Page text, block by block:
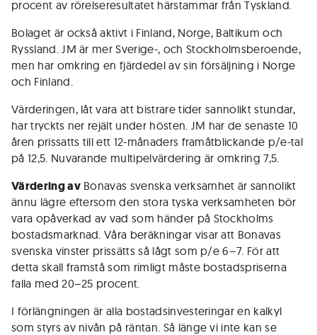
procent av rörelseresultatet härstammar från Tyskland.
Bolaget är också aktivt i Finland, Norge, Baltikum och
Ryssland. JM är mer Sverige-, och Stockholmsberoende,
men har omkring en fjärde­del av sin försäljning i Norge
och Finland.
Värderingen, låt vara att bistrare tider sannolikt stundar,
har tryckts ner rejält under hösten. JM har de senaste 10
åren prissatts till ett 12-månaders framåtblickande p/e-tal
på 12,5. Nuvarande multipelvärdering är omkring 7,5.
Värdering avBonavas svenska verksamhet är sannolikt
ännu lägre eftersom den stora tyska verksamheten bör
vara opåverkad av vad som händer på Stockholms
bostads­marknad. Våra beräkningar visar att Bonavas
svenska vinster prissätts så lågt som p/e 6–7. För att
detta skall framstå som rimligt måste bostadspriserna
falla med 20–25 procent.
I förlängningen är alla bostadsinvesteringar en kalkyl
som styrs av nivån på räntan. Så länge vi inte kan se